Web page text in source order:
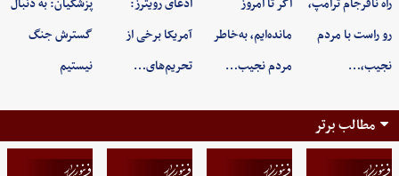
رو راست با مردم
نجیب،…
مانده‌ایم، به‌خاطر
مردم نجیب…
آمریکا برخی از
تحریم‌های…
گسترش جنگ
نیستیم
مطالب برتر